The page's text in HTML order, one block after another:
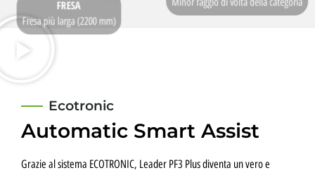
FRESA
Fresa più larga (2200 mm)
Ecotronic
Automatic Smart Assist
Grazie al sistema ECOTRONIC, Leader PF3 Plus diventa un vero e